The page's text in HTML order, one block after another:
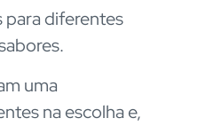
para diferentes
uma
na escolha e,